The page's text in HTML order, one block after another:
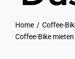
Home
Coffee-
Coffee-Bike